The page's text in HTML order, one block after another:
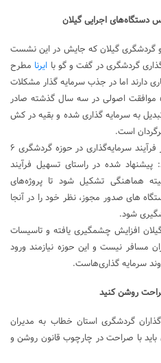
اجرایی گیلان
گردشگری گیلان که جایش در این نشست
گردشگری در گفت و گو با ایرنا مطرح
همکاری دارند اما در جذب سرمایه گذار مشکلات
زیادی وجود دارد بطوریکه بیش از ۵۵۰ موافقت اصولی در سه سال گذشته صادر
تعداد بیش از۱۳۰ مورد تبدیل به سرمایه گذاری شده و بقیه در کش
است.
ولی جهانی با بیان اینکه در زمان حاضر فرآیند سرمایه‌گذاری در حوزه گردشگری ۶
شده در راستای تسهیل فرآیند
هماهنگی تشکیل شود تا پروژه‌های
های صدور مجوز، نظر خود را در آنجا
شود.
افزایش چشمگیری یافته و تاسیسات
مسافر نیست و این حوزه نیازمند ورود
سرمایه گذاری‌هاست.
روشن کنید
گردشگری استان خطاب به مدیران
باید با صراحت در چارچوب قانون روشن و